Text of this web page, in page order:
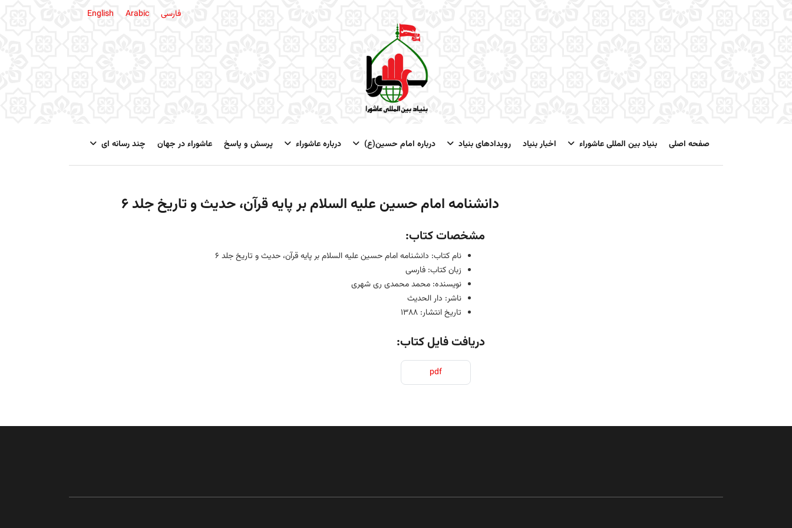
فارسی English Arabic
صفحه اصلی بنیاد بین المللی عاشوراء اخبار بنیاد رویدادهای بنیاد درباره امام حسین(ع) درباره عاشوراء پرسش و پاسخ عاشوراء در جهان چند رسانه ای
دانشنامه امام حسين عليه السلام بر پايه قرآن، حديث و تاريخ جلد 6
مشخصات کتاب:
نام کتاب: دانشنامه امام حسين عليه السلام بر پايه قرآن، حديث و تاريخ جلد 6
زبان کتاب: فارسی
نویسنده: محمد محمدی ری شهری
ناشر: دار الحدیث
تاریخ انتشار: 1388
دریافت فایل کتاب:
pdf